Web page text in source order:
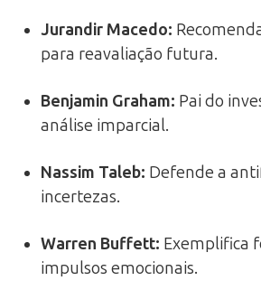
Jurandir Macedo:
para reavaliação futura.
Benjamin Graham: Pai do
análise imparcial.
Nassim Taleb: Defende a
incertezas.
Warren Buffett: Exemplifica
impulsos emocionais.